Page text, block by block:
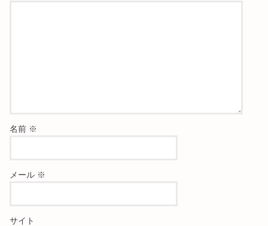
名前 ※
メール ※
サイト